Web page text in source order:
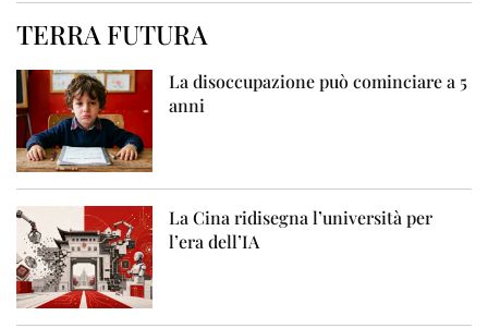
TERRA FUTURA
La disoccupazione può cominciare a 5
anni
La Cina ridisegna l’università per
l’era dell’IA